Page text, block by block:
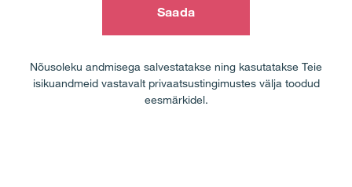
Saada
Nõusoleku andmisega salvestatakse ning kasutatakse Teie
isikuandmeid vastavalt privaatsustingimustes välja toodud
eesmärkidel.